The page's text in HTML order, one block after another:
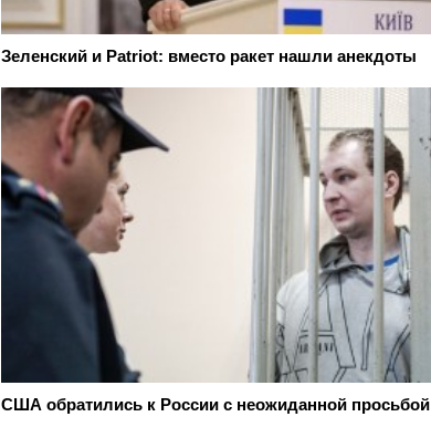
Зеленский и Patriot: вместо ракет нашли анекдоты
США обратились к России с неожиданной просьбой